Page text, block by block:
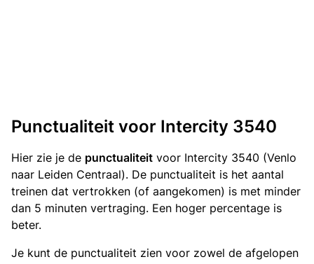
Punctualiteit voor Intercity 3540
Hier zie je de punctualiteit voor Intercity 3540 (Venlo
naar Leiden Centraal). De punctualiteit is het aantal
treinen dat vertrokken (of aangekomen) is met minder
dan 5 minuten vertraging. Een hoger percentage is
beter.
Je kunt de punctualiteit zien voor zowel de afgelopen